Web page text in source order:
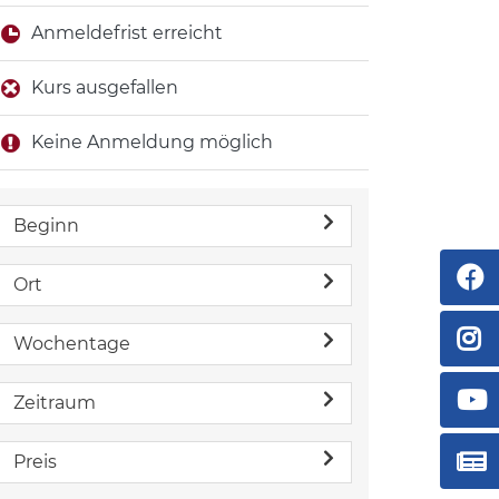
Anmeldefrist erreicht
Kurs ausgefallen
Keine Anmeldung möglich
Beginn
Ort
Wochentage
Zeitraum
Preis